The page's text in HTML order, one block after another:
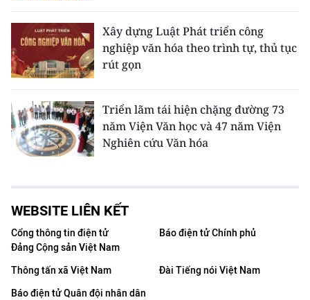
Xây dựng Luật Phát triển công
nghiệp văn hóa theo trình tự, thủ tục
rút gọn
Triển lãm tái hiện chặng đường 73
năm Viện Văn học và 47 năm Viện
Nghiên cứu Văn hóa
WEBSITE LIÊN KẾT
Cổng thông tin điện tử
Đảng Cộng sản Việt Nam
Báo điện tử Chính phủ
Thông tấn xã Việt Nam
Đài Tiếng nói Việt Nam
Báo điện tử Quân đội nhân dân